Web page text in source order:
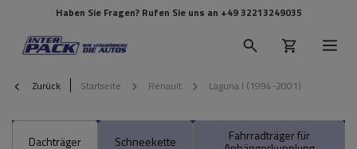
Haben Sie Fragen? Rufen Sie uns an +49 32213249035
Zurück Startseite Renault Laguna I (1994-2001)
Dachträger Schneekette Fahrradträger für